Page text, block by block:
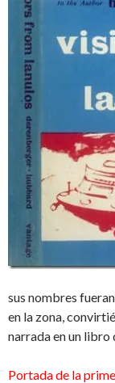
sus nombres
en la zona,
narrada en un libro
Portada de la